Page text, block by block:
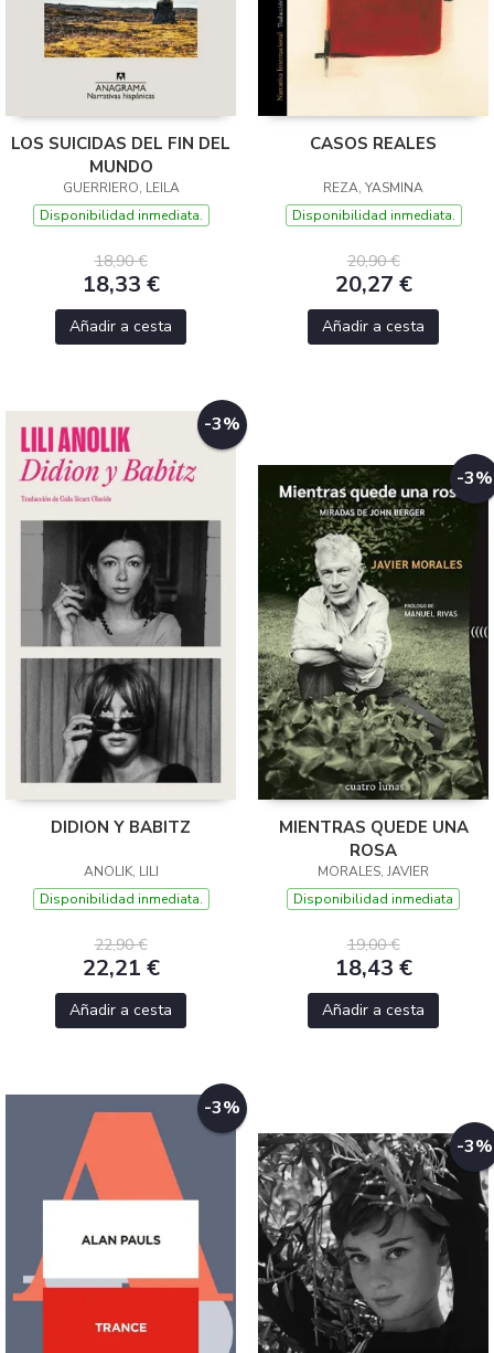
LOS SUICIDAS DEL FIN DEL
MUNDO
GUERRIERO, LEILA
Disponibilidad inmediata.
18,90 €
18,33 €
Añadir a cesta
CASOS REALES
REZA, YASMINA
Disponibilidad inmediata.
20,90 €
20,27 €
Añadir a cesta
-3%
DIDION Y BABITZ
ANOLIK, LILI
Disponibilidad inmediata.
22,90 €
22,21 €
Añadir a cesta
-3%
MIENTRAS QUEDE UNA
ROSA
MORALES, JAVIER
Disponibilidad inmediata
19,00 €
18,43 €
Añadir a cesta
-3%
-3%